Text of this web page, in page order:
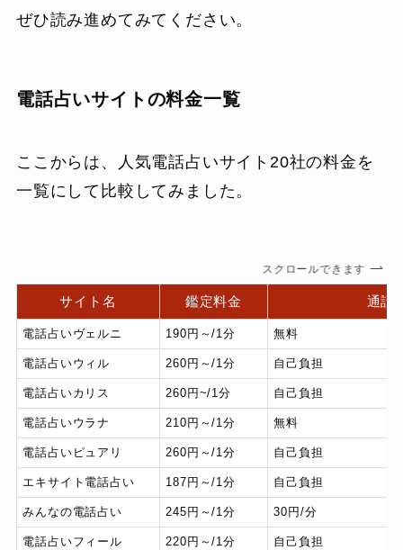
ぜひ読み進めてみてください。
電話占いサイトの料金一覧
ここからは、人気電話占いサイト20社の料金を
一覧にして比較してみました。
スクロールできます
サイト名 鑑定料金 通話
電話占いヴェルニ 190円～/1分 無料
電話占いウィル 260円～/1分 自己負担
電話占いカリス 260円~/1分 自己負担
電話占いウラナ 210円～/1分 無料
電話占いピュアリ 260円～/1分 自己負担
エキサイト電話占い 187円～/1分 自己負担
みんなの電話占い 245円～/1分 30円/分
電話占いフィール 220円～/1分 自己負担